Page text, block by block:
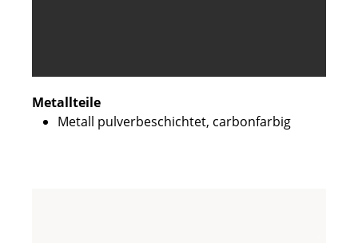
Metallteile
Metall pulverbeschichtet, carbonfarbig